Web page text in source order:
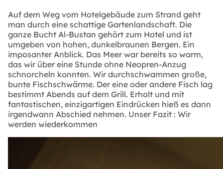
Auf dem Weg vom Hotelgebäude zum Strand geht
man durch eine schattige Gartenlandschaft. Die
ganze Bucht Al-Bustan gehört zum Hotel und ist
umgeben von hohen, dunkelbraunen Bergen. Ein
imposanter Anblick. Das Meer war bereits so warm,
das wir über eine Stunde ohne Neopren-Anzug
schnorcheln konnten. Wir durchschwammen große,
bunte Fischschwärme. Der eine oder andere Fisch lag
bestimmt Abends auf dem Grill. Erholt und mit
fantastischen, einzigartigen Eindrücken hieß es dann
irgendwann Abschied nehmen. Unser Fazit : Wir
werden wiederkommen